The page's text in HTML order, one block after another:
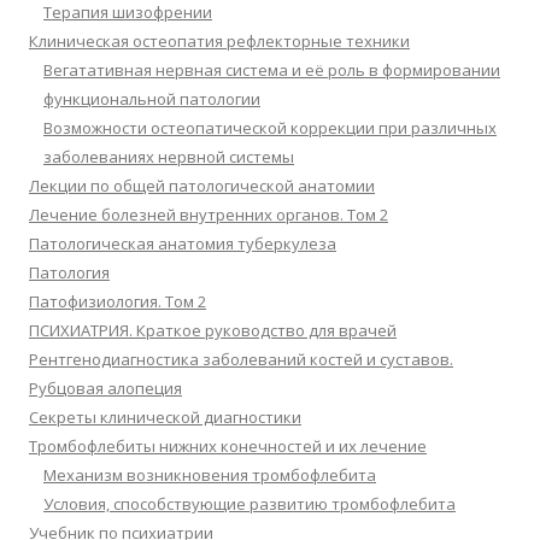
Терапия шизофрении
Клиническая остеопатия рефлекторные техники
Вегатативная нервная система и её роль в формировании
функциональной патологии
Возможности остеопатической коррекции при различных
заболеваниях нервной системы
Лекции по общей патологической анатомии
Лечение болезней внутренних органов. Том 2
Патологическая анатомия туберкулеза
Патология
Патофизиология. Том 2
ПСИХИАТРИЯ. Краткое руководство для врачей
Рентгенодиагностика заболеваний костей и суставов.
Рубцовая алопеция
Секреты клинической диагностики
Тромбофлебиты нижних конечностей и их лечение
Механизм возникновения тромбофлебита
Условия, способствующие развитию тромбофлебита
Учебник по психиатрии